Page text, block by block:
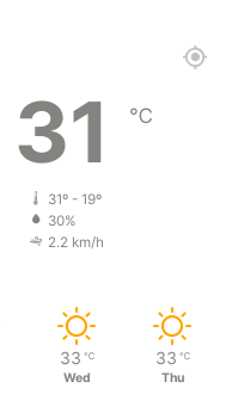
31 ℃
31º - 19º
30%
2.2 km/h
33 ℃
Wed
33 ℃
Thu